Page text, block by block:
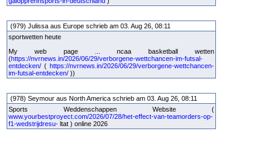
(979) Julissa aus Europe schrieb am 03. Aug 26, 08:11
sportwetten heute
My web page ... ncaa basketball wetten
(https://nvrnews.in/2026/06/29/verborgene-wettchancen-im-futsal-
entdecken/ ( https://nvrnews.in/2026/06/29/verborgene-wettchancen-
im-futsal-entdecken/ ))
(978) Seymour aus North America schrieb am 03. Aug 26, 08:11
Sports Weddenschappen Website (
www.yourbestproyect.com/2026/07/28/het-effect-van-teamorders-op-
f1-wedstrijdresu- ltat ) online 2026